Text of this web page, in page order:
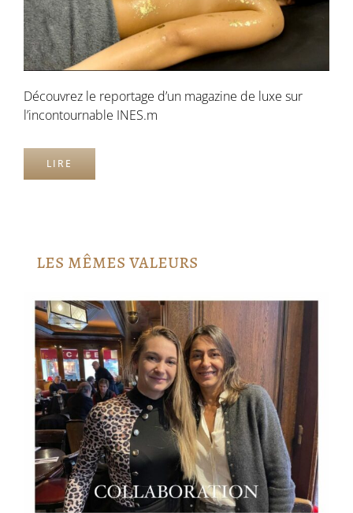
Découvrez le reportage d’un magazine de luxe sur
l’incontournable INES.m
LIRE
les mêmes valeurs